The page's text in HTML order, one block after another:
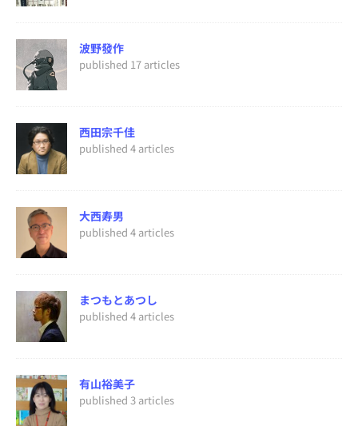
波野發作
published 17 articles
西田宗千佳
published 4 articles
大西寿男
published 4 articles
まつもとあつし
published 4 articles
有山裕美子
published 3 articles